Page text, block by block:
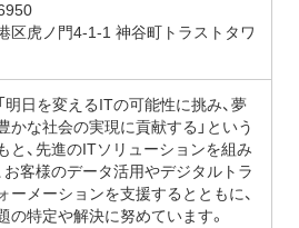
区虎ノ門4-1-1 神谷町トラストタワ
明日を変えるITの可能性に挑み、夢
かな社会の実現に貢献する」という
と、先進のITソリューションを組み
お客様のデータ活用やデジタルトラ
ーメーションを支援するとともに、
の特定や解決に努めています。